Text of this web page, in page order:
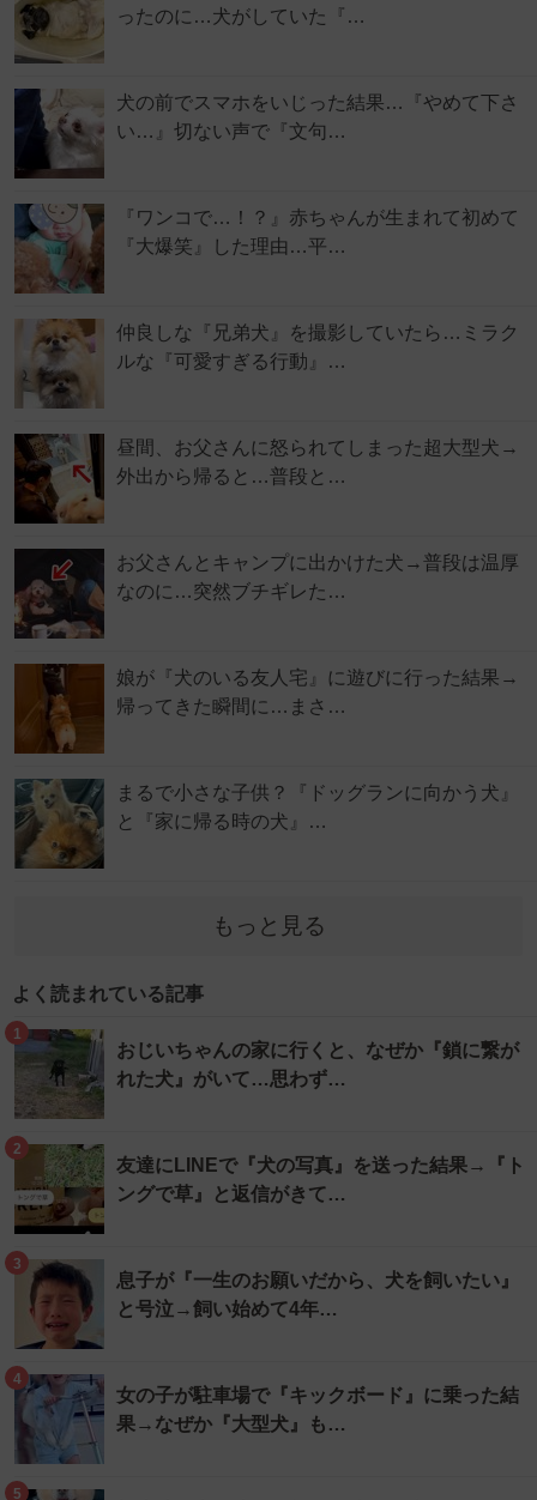
ったのに…犬がしていた『…
犬の前でスマホをいじった結果…『やめて下さ
い…』切ない声で『文句…
『ワンコで…！？』赤ちゃんが生まれて初めて
『大爆笑』した理由…平…
仲良しな『兄弟犬』を撮影していたら…ミラク
ルな『可愛すぎる行動』…
昼間、お父さんに怒られてしまった超大型犬→
外出から帰ると…普段と…
お父さんとキャンプに出かけた犬→普段は温厚
なのに…突然ブチギレた…
娘が『犬のいる友人宅』に遊びに行った結果→
帰ってきた瞬間に…まさ…
まるで小さな子供？『ドッグランに向かう犬』
と『家に帰る時の犬』…
もっと見る
よく読まれている記事
1
おじいちゃんの家に行くと、なぜか『鎖に繋が
れた犬』がいて…思わず…
2
友達にLINEで『犬の写真』を送った結果→『ト
ングで草』と返信がきて…
3
息子が『一生のお願いだから、犬を飼いたい』
と号泣→飼い始めて4年…
4
女の子が駐車場で『キックボード』に乗った結
果→なぜか『大型犬』も…
5